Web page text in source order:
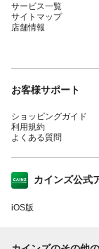
サービス一覧
サイトマップ
店舗情報
お客様サポート
ショッピングガイド
利用規約
よくある質問
カインズ公式
iOS版